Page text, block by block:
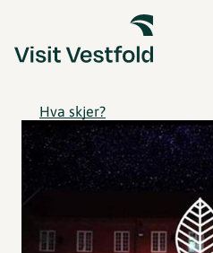
Hva skjer?